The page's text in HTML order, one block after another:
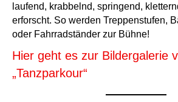
laufend, krabbelnd, springend,
erforscht. So werden Treppenstufen,
oder Fahrradständer zur Bühne!
Hier geht es zur Bildergalerie
„Tanzparkour“